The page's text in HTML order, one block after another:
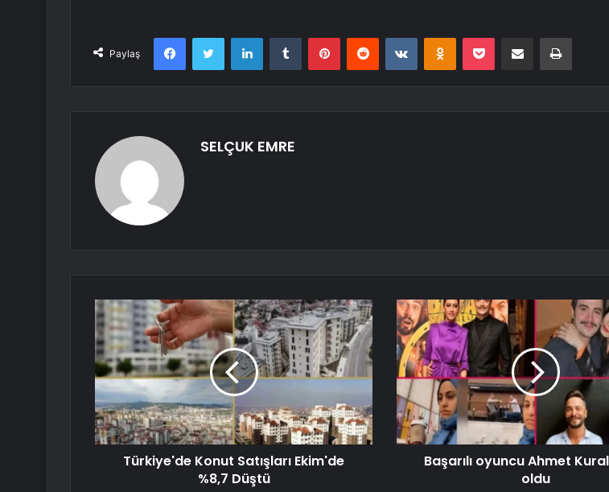
Paylaş
FacebookTwitter LinkedInTumblr PinterestReddit VKontakteOdnoklassniki
Pocket E-Posta ile paylaş Yazdır
SELÇUK EMRE
Türkiye'de Konut Satışları Ekim'de
%8,7 Düştü
Başarılı oyuncu Ahmet
oldu